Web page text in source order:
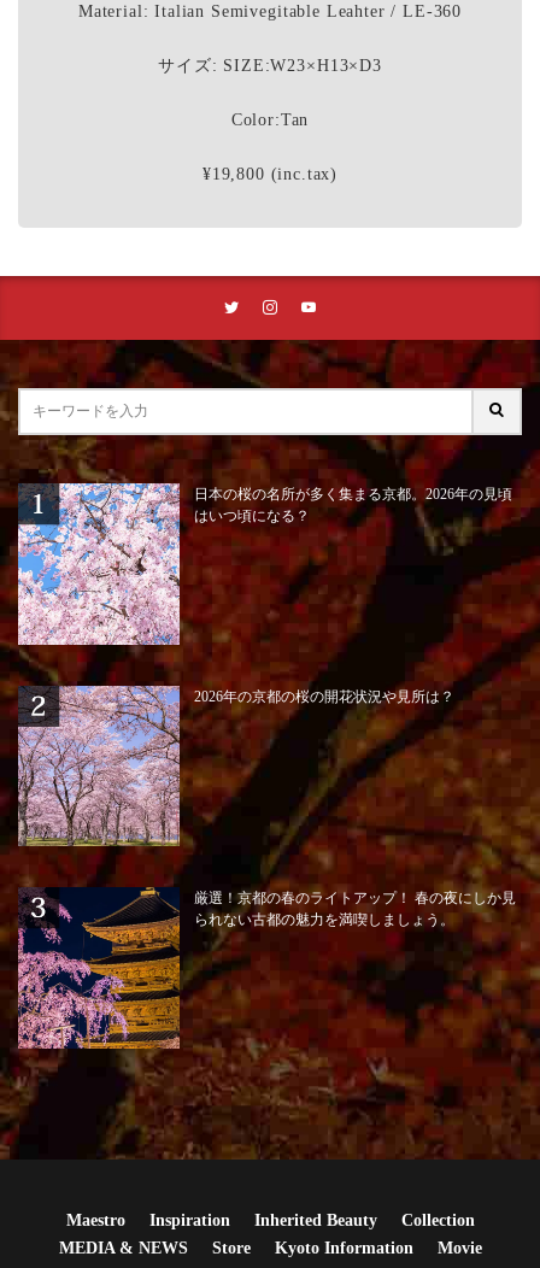
Material: Italian Semivegitable Leahter / LE-360
サイズ: SIZE:W23×H13×D3
Color:Tan
¥19,800 (inc.tax)
日本の桜の名所が多く集まる京都。2026年の見頃
はいつ頃になる？
2026年の京都の桜の開花状況や見所は？
厳選！京都の春のライトアップ！ 春の夜にしか見
られない古都の魅力を満喫しましょう。
Maestro Inspiration Inherited Beauty
Collection
MEDIA & NEWS
Store Kyoto Information
Movie